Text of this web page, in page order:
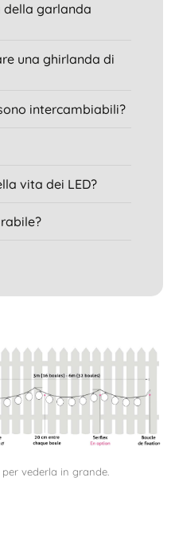
della garlanda
una ghirlanda di
intercambiabili?
vita dei LED?
vederla in grande.